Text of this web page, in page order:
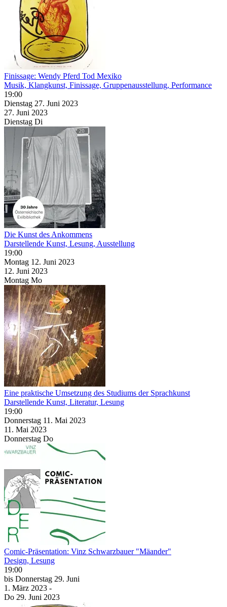
Finissage: Wendy Pferd Tod Mexiko
Musik, Klangkunst, Finissage, Gruppenausstellung, Performance
19:00
Dienstag 27. Juni 2023
27. Juni 2023
Dienstag Di
Die Kunst des Ankommens
Darstellende Kunst, Lesung, Ausstellung
19:00
Montag 12. Juni 2023
12. Juni 2023
Montag Mo
Eine praktische Umsetzung des Studiums der Sprachkunst
Darstellende Kunst, Literatur, Lesung
19:00
Donnerstag 11. Mai 2023
11. Mai 2023
Donnerstag Do
Comic-Präsentation: Vinz Schwarzbauer "Mäander"
Design, Lesung
19:00
bis Donnerstag 29. Juni
1. März 2023 -
Do 29. Juni 2023